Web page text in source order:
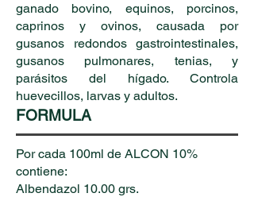
ganado bovino, equinos, porcinos,
caprinos y ovinos, causada por
gusanos redondos gastrointestinales,
gusanos pulmonares, tenias, y
parásitos del hígado. Controla
huevecillos, larvas y adultos.
FORMULA
Por cada 100ml de ALCON 10%
contiene:
Albendazol 10.00 grs.